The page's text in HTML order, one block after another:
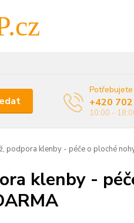
+420
10:00 -
podpora klenby - péče o ploché
klenby -